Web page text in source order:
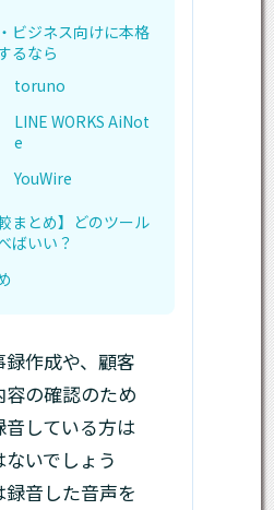
ビジネス向けに本格
るなら
toruno
LINE WORKS AiNot
e
YouWire
較まとめ】どのツール
ばいい？
作成や、顧客
容の確認のため
音している方は
いでしょう
音した音声を